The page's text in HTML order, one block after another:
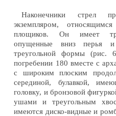
Наконечники стрел
экземпляром,
площиков. Он имеет
опущенные вниз перья и
треугольной формы (рис.
погребении 180 вместе с
с широким плоским
серединой, булавкой,
головку, и бронзовой
ушами и треугольным
имеются диско-видные и